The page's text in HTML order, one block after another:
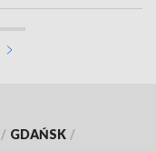
/ GDAŃSK /